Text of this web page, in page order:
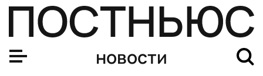
новости
Медведь загрыз мужчину в кафе под Смоленском